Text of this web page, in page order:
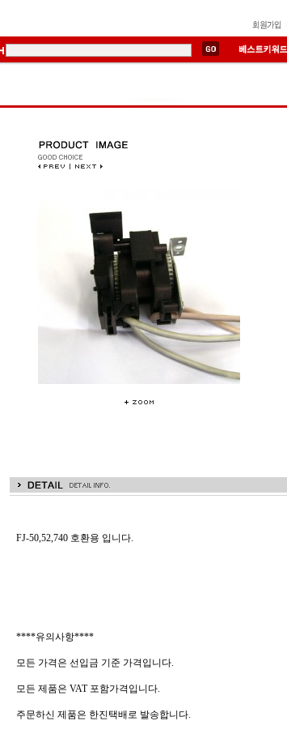
FJ-50,52,740 호환용 입니다.
****유의사항****
모든 가격은 선입금 기준 가격입니다.
모든 제품은 VAT 포함가격입니다.
주문하신 제품은 한진택배로 발송합니다.